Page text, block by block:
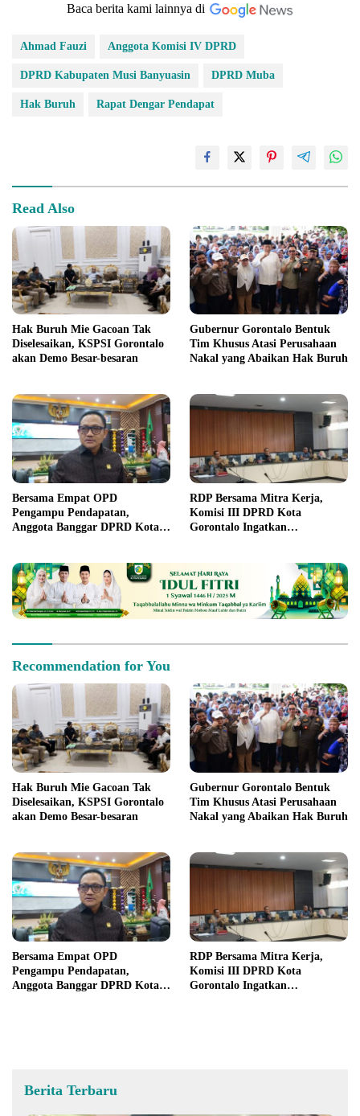
Baca berita kami lainnya di
Ahmad Fauzi Anggota Komisi IV DPRD
DPRD Kabupaten Musi Banyuasin DPRD Muba
Hak Buruh Rapat Dengar Pendapat
Read Also
Hak Buruh Mie Gacoan Tak
Diselesaikan, KSPSI Gorontalo
akan Demo Besar-besaran
Gubernur Gorontalo Bentuk
Tim Khusus Atasi Perusahaan
Nakal yang Abaikan Hak Buruh
Bersama Empat OPD
Pengampu Pendapatan,
Anggota Banggar DPRD Kota
RDP Bersama Mitra Kerja,
Komisi III DPRD Kota
Gorontalo Ingatkan
dan Mekanisme
Recommendation for You
Hak Buruh Mie Gacoan Tak
Diselesaikan, KSPSI Gorontalo
akan Demo Besar-besaran
Gubernur Gorontalo Bentuk
Tim Khusus Atasi Perusahaan
Nakal yang Abaikan Hak Buruh
Bersama Empat OPD
Pengampu Pendapatan,
Anggota Banggar DPRD Kota
RDP Bersama Mitra Kerja,
Komisi III DPRD Kota
Gorontalo Ingatkan
Berita Terbaru